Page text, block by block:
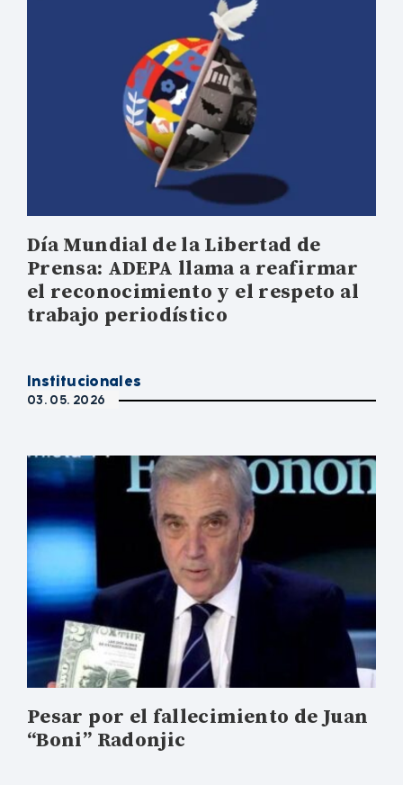
Día Mundial de la Libertad de
Prensa: ADEPA llama a reafirmar
el reconocimiento y el respeto al
trabajo periodístico
Institucionales
03. 05. 2026
Pesar por el fallecimiento de Juan
“Boni” Radonjic